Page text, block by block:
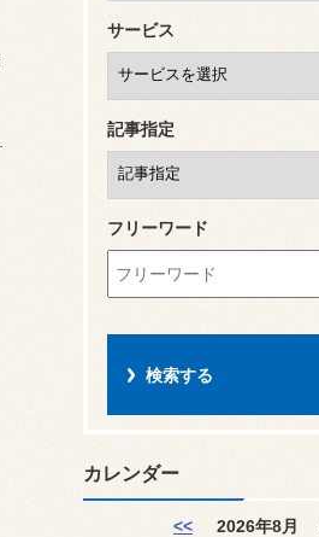
サービス
記事指定
フリーワード
カレンダー
<< 2026年8月